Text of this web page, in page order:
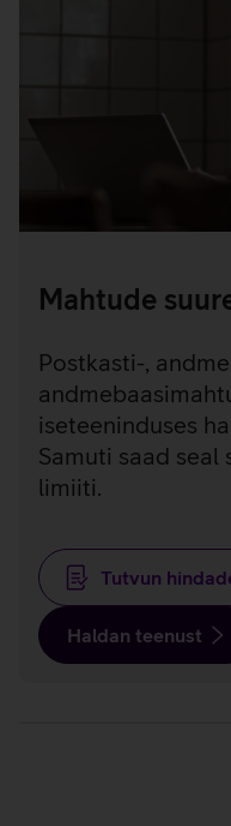
Mahtude
Postkasti-,
iseteeninduses
Samuti saad seal
limiiti.
Tutvun
Haldan teenust